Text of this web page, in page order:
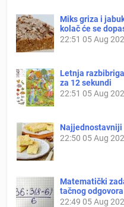
Miks griza i
kolač će se
22:51 05 Aug
Letnja
za 12 sekundi
22:51 05 Aug
Najjednostavniji
22:50 05 Aug
Matematički
tačnog
22:49 05 Aug